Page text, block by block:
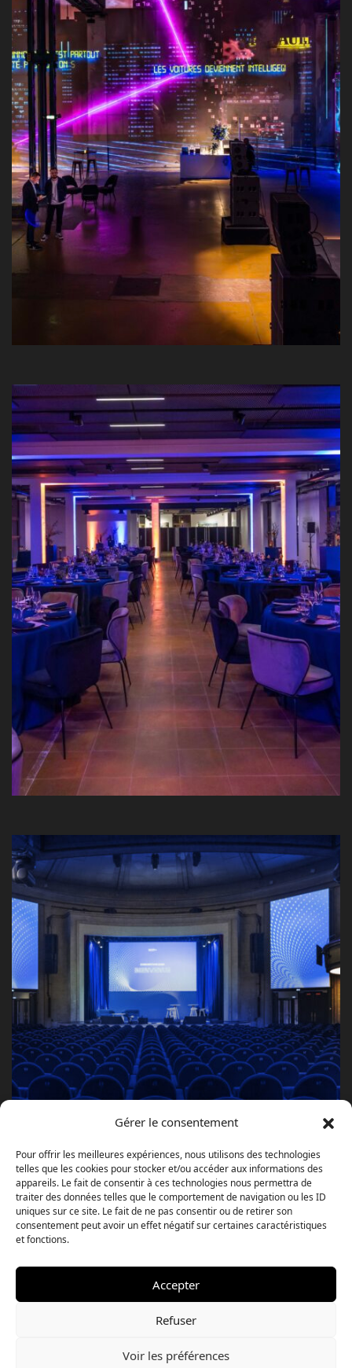
Gérer le consentement
Pour offrir les meilleures expériences, nous utilisons des technologies
telles que les cookies pour stocker et/ou accéder aux informations des
appareils. Le fait de consentir à ces technologies nous permettra de
traiter des données telles que le comportement de navigation ou les ID
uniques sur ce site. Le fait de ne pas consentir ou de retirer son
consentement peut avoir un effet négatif sur certaines caractéristiques
et fonctions.
Accepter
Refuser
Voir les préférences